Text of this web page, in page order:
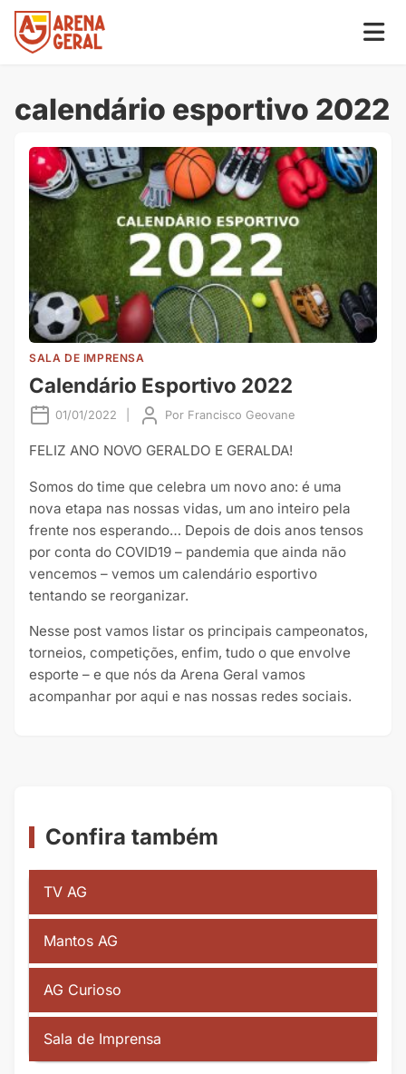
calendário esportivo 2022
SALA DE IMPRENSA
Calendário Esportivo 2022
01/01/2022 Por Francisco Geovane
FELIZ ANO NOVO GERALDO E GERALDA!
Somos do time que celebra um novo ano: é uma
nova etapa nas nossas vidas, um ano inteiro pela
frente nos esperando… Depois de dois anos tensos
por conta do COVID19 – pandemia que ainda não
vencemos – vemos um calendário esportivo
tentando se reorganizar.
Nesse post vamos listar os principais campeonatos,
torneios, competições, enfim, tudo o que envolve
esporte – e que nós da Arena Geral vamos
acompanhar por aqui e nas nossas redes sociais.
Confira também
TV AG
Mantos AG
AG Curioso
Sala de Imprensa